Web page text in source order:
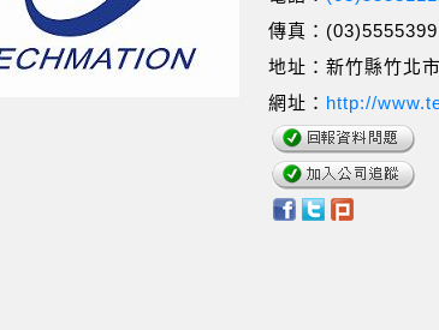
傳真：(03)5555399
地址：新竹縣竹北
網址： http://